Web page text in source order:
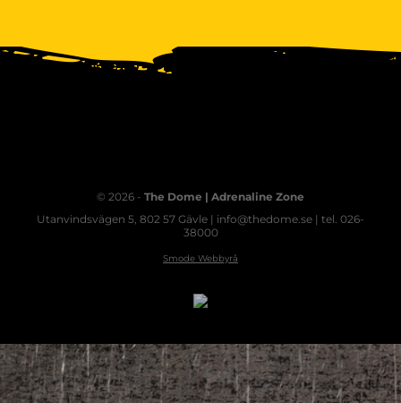
© 2026 - The Dome | Adrenaline Zone
Utanvindsvägen 5, 802 57 Gävle | info@thedome.se | tel. 026-
38000
Smode Webbyrå